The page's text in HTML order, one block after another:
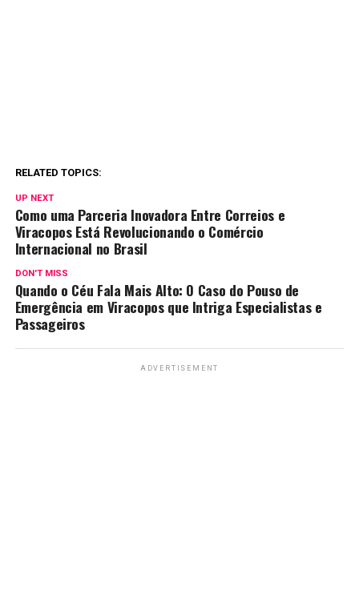
RELATED TOPICS:
UP NEXT
Como uma Parceria Inovadora Entre Correios e
Viracopos Está Revolucionando o Comércio
Internacional no Brasil
DON'T MISS
Quando o Céu Fala Mais Alto: O Caso do Pouso de
Emergência em Viracopos que Intriga Especialistas e
Passageiros
ADVERTISEMENT